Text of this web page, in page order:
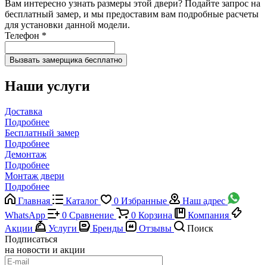
Вам интересно узнать размеры этой двери? Подайте запрос на
бесплатный замер, и мы предоставим вам подробные расчеты
для установки данной модели.
Телефон *
Наши услуги
Доставка
Подробнее
Бесплатный замер
Подробнее
Демонтаж
Подробнее
Монтаж двери
Подробнее
Главная
Каталог 0 Избранные
Наш адрес
WhatsApp
0 Сравнение 0 Корзина
Компания
Акции
Услуги Бренды Отзывы
Поиск
Подписаться
на новости и акции